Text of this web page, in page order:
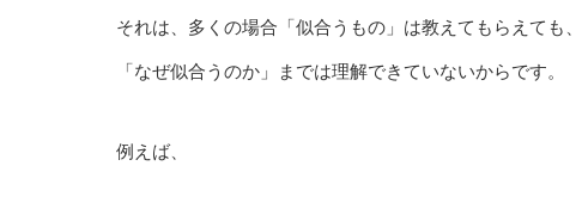
それは、多くの場合「似合うもの」は教えてもらえても、
「なぜ似合うのか」までは理解できていないからです。
例えば、